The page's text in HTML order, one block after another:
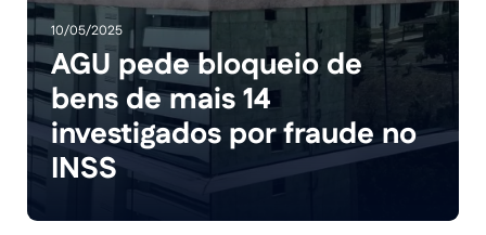
10/05/2025
AGU pede bloqueio de
bens de mais 14
investigados por fraude no
INSS